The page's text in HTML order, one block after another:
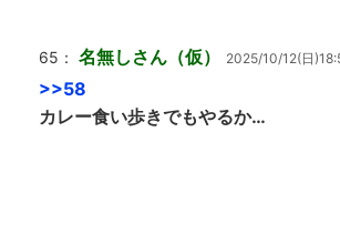
65： 名無しさん（仮） 2025/10/12(日
>>58
カレー食い歩きでもやるか…